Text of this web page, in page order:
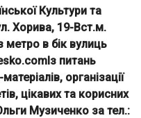
Культури та
Хорива, 19-Вст.м.
метро в бік вулиць
питань
організації
цікавих та корисних
Музиченко за тел.: